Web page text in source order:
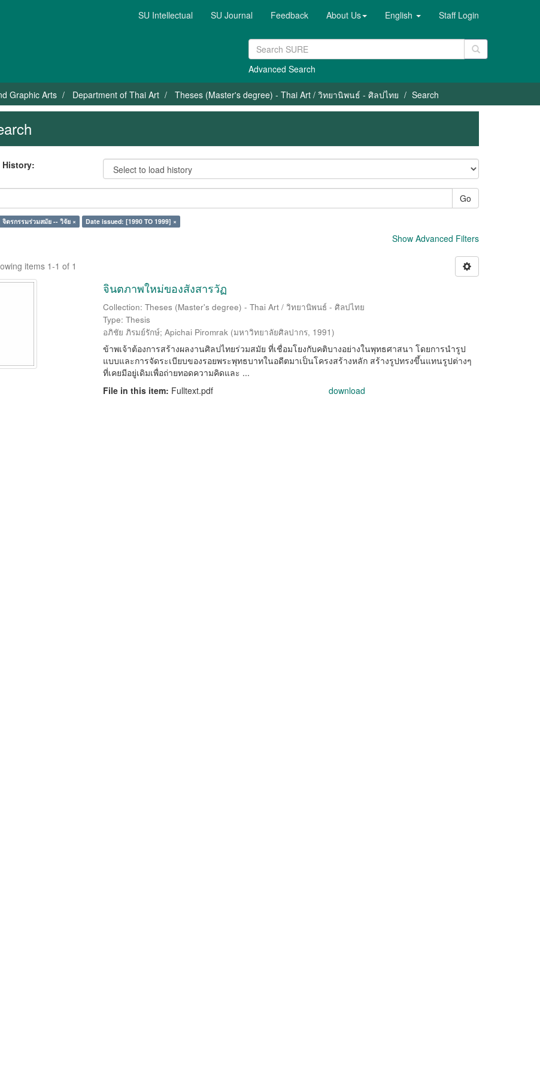
SU Intellectual SU Journal Feedback About Us English Staff Login
Advanced Search
Graphic Arts Department of Thai Art Theses (Master's degree) - Thai Art / วิทยานิพนธ์ - ศิลปไทย Search
History:
Go
ตรกรรมร่วมสมัย -- วิจัย × Date issued: [1990 TO 1999] ×
Show Advanced Filters
items 1-1 of 1
จินตภาพใหม่ของสังสารวัฏ
Collection: Theses (Master's degree) - Thai Art / วิทยานิพนธ์ - ศิลปไทย
Type: Thesis
อภิชัย ภิรมย์รักษ์; Apichai Piromrak (มหาวิทยาลัยศิลปากร, 1991)
ข้าพเจ้าต้องการสร้างผลงานศิลปไทยร่วมสมัย ที่เชื่อมโยงกับคติบางอย่างในพุทธศาสนา โดยการนำรูป
แบบและการจัดระเบียบของรอยพระพุทธบาทในอดีตมาเป็นโครงสร้างหลัก สร้างรูปทรงขึ้นแทนรูปต่างๆ
ที่เคยมีอยู่เดิมเพื่อถ่ายทอดความคิดและ ...
File in this item: Fulltext.pdf download